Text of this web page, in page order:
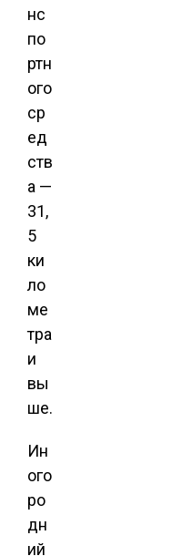
нс
по
ртн
ого
ср
ед
ств
а —
31,
5
ки
ло
ме
тра
и
вы
ше.
Ин
ого
ро
дн
ий